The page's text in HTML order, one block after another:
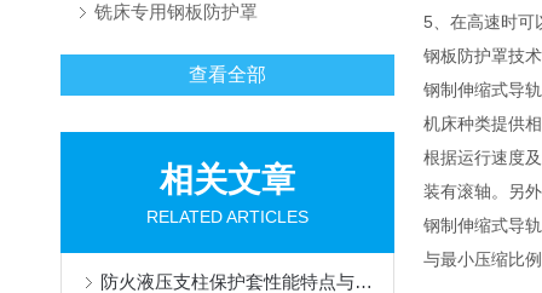
铣床专用钢板防护罩
查看全部
相关文章
RELATED ARTICLES
防火液压支柱保护套性能特点与阻燃防护应用
5、在高速时可
钢板防护罩技
钢制伸缩式导
机床种类提供
根据运行速度
装有滚轴。另
钢制伸缩式导
与最小压缩比